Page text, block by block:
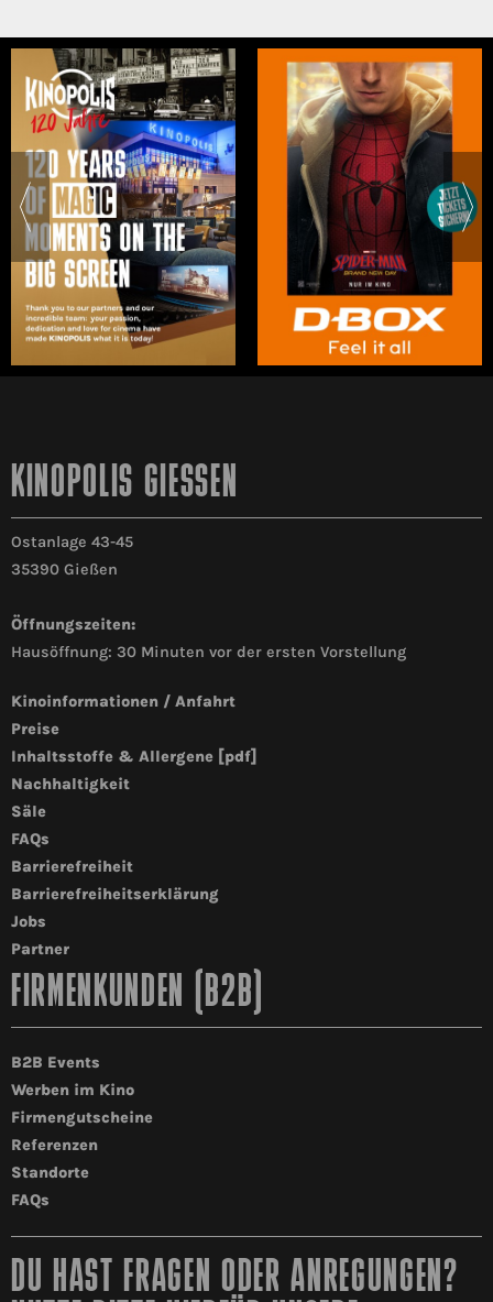
KINOPOLIS GIESSEN
Ostanlage 43-45
35390 Gießen
Öffnungszeiten:
Hausöffnung: 30 Minuten vor der ersten Vorstellung
Kinoinformationen / Anfahrt
Preise
Inhaltsstoffe & Allergene [pdf]
Nachhaltigkeit
Säle
FAQs
Barrierefreiheit
Barrierefreiheitserklärung
Jobs
Partner
FIRMENKUNDEN (B2B)
B2B Events
Werben im Kino
Firmengutscheine
Referenzen
Standorte
FAQs
DU HAST FRAGEN ODER ANREGUNGEN?